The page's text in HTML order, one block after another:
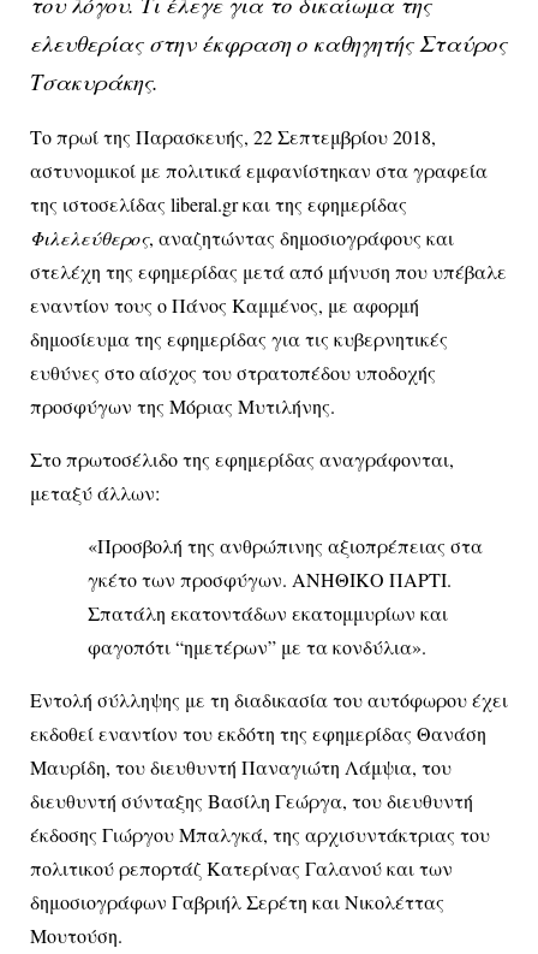
ελευθερίας στην έκφραση ο καθηγητής Σταύρος
Τσακυράκης.
Το πρωί της Παρασκευής, 22 Σεπτεμβρίου 2018,
αστυνομικοί με πολιτικά εμφανίστηκαν στα γραφεία
της ιστοσελίδας liberal.gr και της εφημερίδας
Φιλελεύθερος, αναζητώντας δημοσιογράφους και
στελέχη της εφημερίδας μετά από μήνυση που υπέβαλε
εναντίον τους ο Πάνος Καμμένος, με αφορμή
δημοσίευμα της εφημερίδας για τις κυβερνητικές
ευθύνες στο αίσχος του στρατοπέδου υποδοχής
προσφύγων της Μόριας Μυτιλήνης.
Στο πρωτοσέλιδο της εφημερίδας αναγράφονται,
μεταξύ άλλων:
«Προσβολή της ανθρώπινης αξιοπρέπειας στα
γκέτο των προσφύγων. ΑΝΗΘΙΚΟ ΠΑΡΤΙ.
Σπατάλη εκατοντάδων εκατομμυρίων και
φαγοπότι “ημετέρων” με τα κονδύλια».
Εντολή σύλληψης με τη διαδικασία του αυτόφωρου έχει
εκδοθεί εναντίον του εκδότη της εφημερίδας Θανάση
Μαυρίδη, του διευθυντή Παναγιώτη Λάμψια, του
διευθυντή σύνταξης Βασίλη Γεώργα, του διευθυντή
έκδοσης Γιώργου Μπαλγκά, της αρχισυντάκτριας του
πολιτικού ρεπορτάζ Κατερίνας Γαλανού και των
δημοσιογράφων Γαβριήλ Σερέτη και Νικολέττας
Μουτούση.